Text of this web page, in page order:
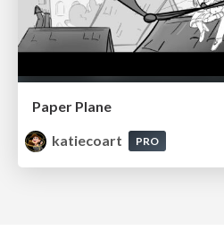
Paper Plane
katiecoart
PRO